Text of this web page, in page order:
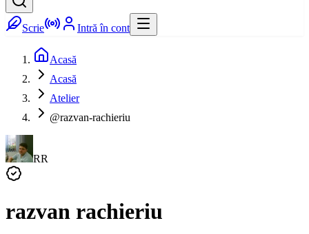
Scrie Intră în cont
Acasă
Acasă
Atelier
@razvan-rachieriu
RR
razvan rachieriu